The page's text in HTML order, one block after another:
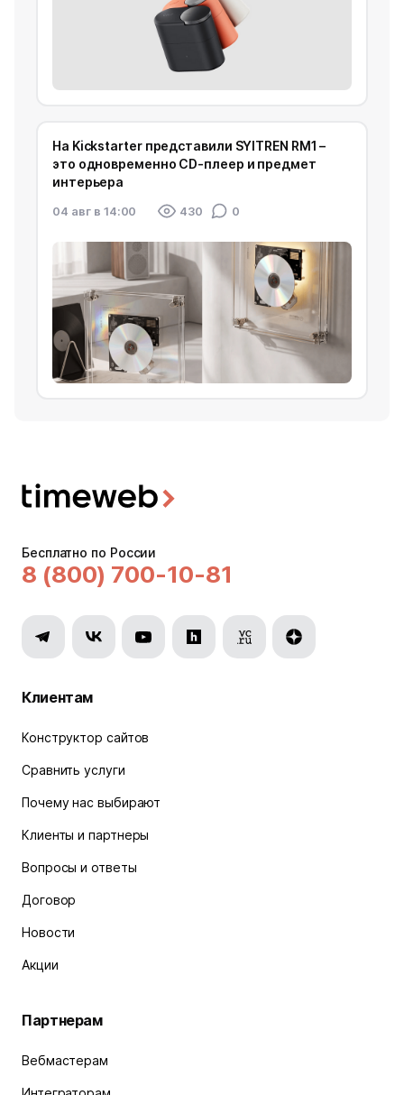
На Kickstarter представили SYITREN RM1 –
это одновременно CD-плеер и предмет
интерьера
04 авг в 14:00 430 0
Бесплатно по России
8 (800) 700-10-81
Клиентам
Конструктор сайтов
Сравнить услуги
Почему нас выбирают
Клиенты и партнеры
Вопросы и ответы
Договор
Новости
Акции
Партнерам
Вебмастерам